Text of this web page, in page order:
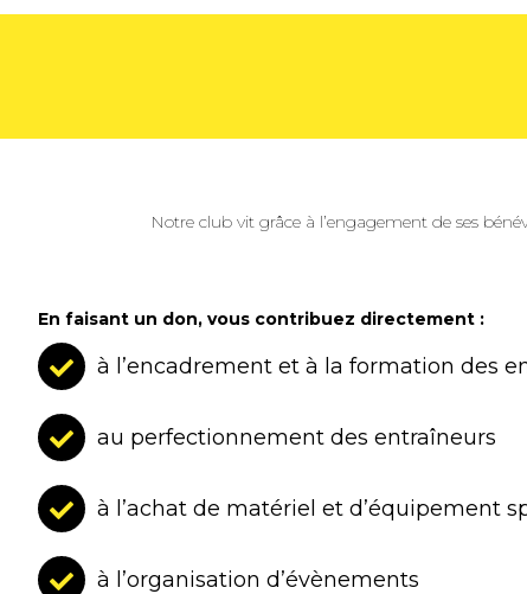
Notre club vit grâce à l’engagement de ses
En faisant un don, vous contribuez directement :
à l’encadrement et à la formation des
au perfectionnement des entraîneurs
à l’achat de matériel et d’équipement
à l’organisation d’évènements